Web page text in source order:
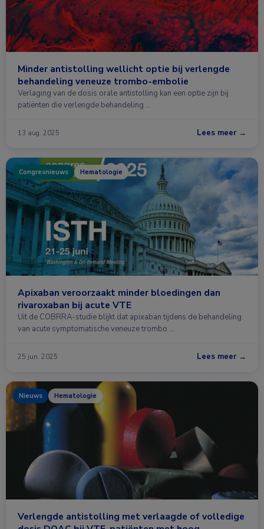
Minder antistolling wellicht optie bij verlengde
behandeling veneuze trombo-embolie
Verlaging van de dosis orale antistolling kan een optie zijn bij
patiënten die verlengde behandeling …
13 aug. 2025 Lees meer →
Congresnieuws Hematologie
Apixaban veroorzaakt minder bloedingen dan
rivaroxaban bij acute VTE
Uit de COBRRA-studie blijkt dat apixaban tijdens de behandeling
van acute symptomatische veneuze trombo …
25 jun. 2025 Lees meer →
Nieuws Hematologie
Verlengde antistolling met verlaagde of volledige